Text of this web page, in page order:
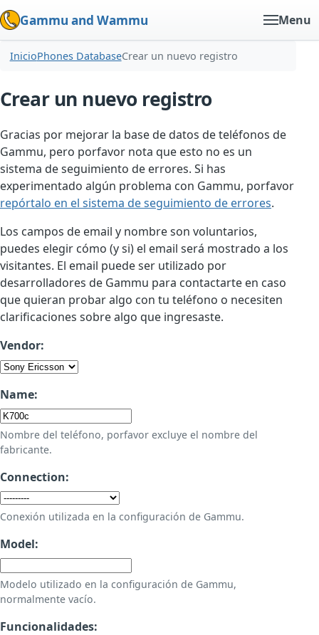
Gammu and Wammu Menu
InicioPhones DatabaseCrear un nuevo registro
Crear un nuevo registro
Gracias por mejorar la base de datos de teléfonos de
Gammu, pero porfavor nota que esto no es un
sistema de seguimiento de errores. Si has
experimentado algún problema con Gammu, porfavor
repórtalo en el sistema de seguimiento de errores.
Los campos de email y nombre son voluntarios,
puedes elegir cómo (y si) el email será mostrado a los
visitantes. El email puede ser utilizado por
desarrolladores de Gammu para contactarte en caso
que quieran probar algo con tu teléfono o necesiten
clarificaciones sobre algo que ingresaste.
Vendor:
Name:
Nombre del teléfono, porfavor excluye el nombre del
fabricante.
Connection:
Conexión utilizada en la configuración de Gammu.
Model:
Modelo utilizado en la configuración de Gammu,
normalmente vacío.
Funcionalidades: